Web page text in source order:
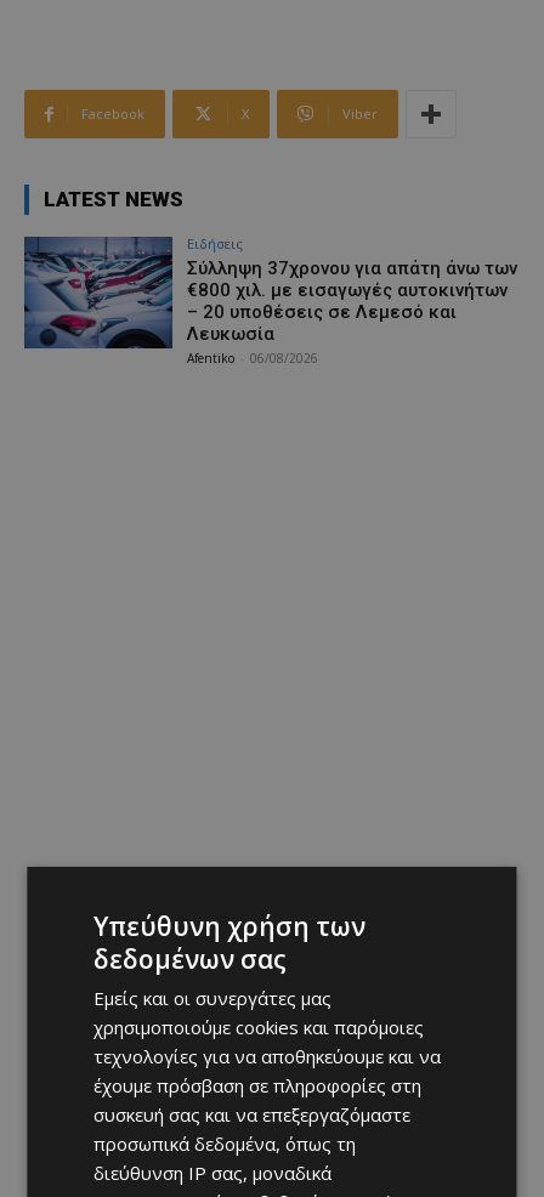
Facebook X Viber
LATEST NEWS
Ειδήσεις
Σύλληψη 37χρονου για απάτη άνω των
€800 χιλ. με εισαγωγές αυτοκινήτων
– 20 υποθέσεις σε Λεμεσό και
Λευκωσία
Afentiko 06/08/2026
Υπεύθυνη χρήση των
δεδομένων σας
Εμείς και οι συνεργάτες μας
χρησιμοποιούμε cookies και παρόμοιες
τεχνολογίες για να αποθηκεύουμε και να
έχουμε πρόσβαση σε πληροφορίες στη
συσκευή σας και να επεξεργαζόμαστε
προσωπικά δεδομένα, όπως τη
διεύθυνση IP σας, μοναδικά